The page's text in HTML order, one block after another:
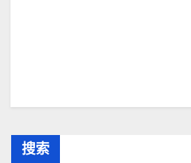
搜索